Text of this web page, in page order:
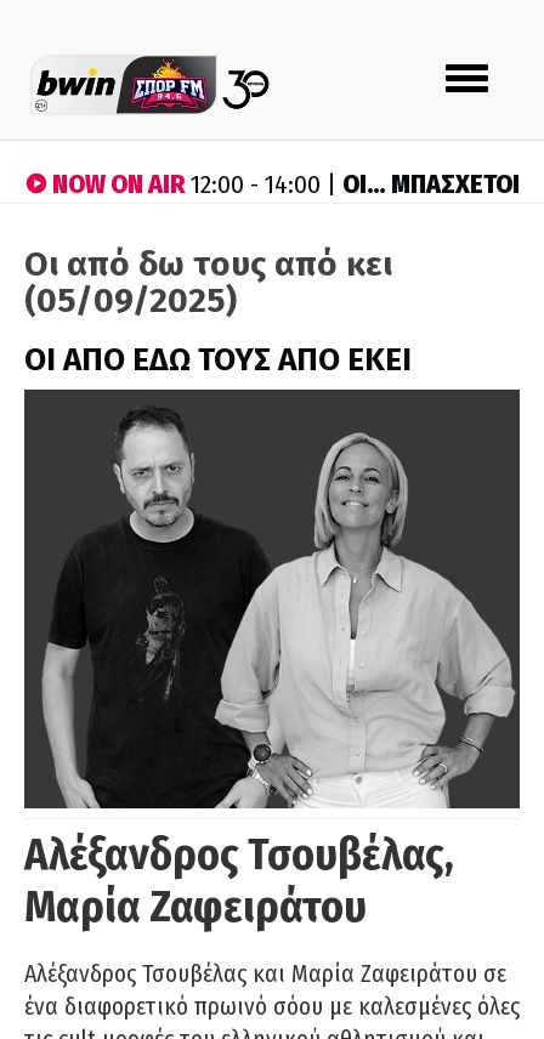
Toggle
navigation
NOW ON AIR12:00 - 14:00 | ΟΙ… ΜΠΑΣΧΕΤΟΙ
Οι από δω τους από κει
(05/09/2025)
ΟΙ ΑΠΟ ΕΔΩ ΤΟΥΣ ΑΠΟ ΕΚΕΙ
Αλέξανδρος Τσουβέλας,
Μαρία Ζαφειράτου
Αλέξανδρος Τσουβέλας και Μαρία Ζαφειράτου σε
ένα διαφορετικό πρωινό σόου με καλεσμένες όλες